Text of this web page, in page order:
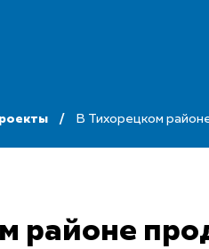
В Тихорецком
районе